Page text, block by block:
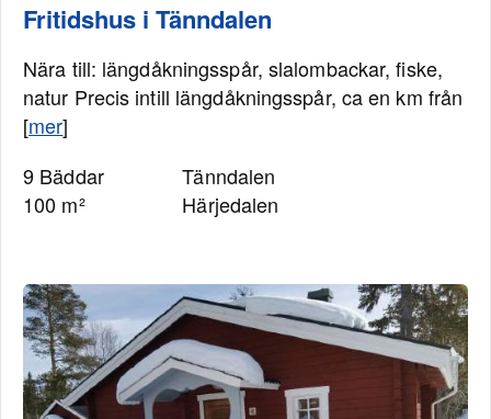
Fritidshus i Tänndalen
Nära till: längdåkningsspår, slalombackar, fiske,
natur Precis intill längdåkningsspår, ca en km från
[mer]
9 Bäddar
100 m²
Tänndalen
Härjedalen